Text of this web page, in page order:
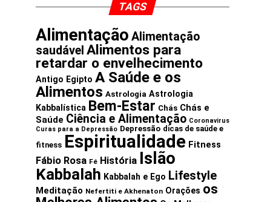
TAGS
Alimentação Alimentação
saudável Alimentos para
retardar o envelhecimento
Antigo Egipto A Saúde e os
Alimentos Astrologia Astrologia
Kabbalística Bem-Estar Chás Chás e
Saúde Ciência e Alimentação Coronavirus
Curas para a Depressão Depressão dicas de saúde e
fitness Espiritualidade Fitness
Fábio Rosa Fé História Islão
Kabbalah Kabbalah e Ego Lifestyle
Meditação Nefertiti e Akhenaton Orações os